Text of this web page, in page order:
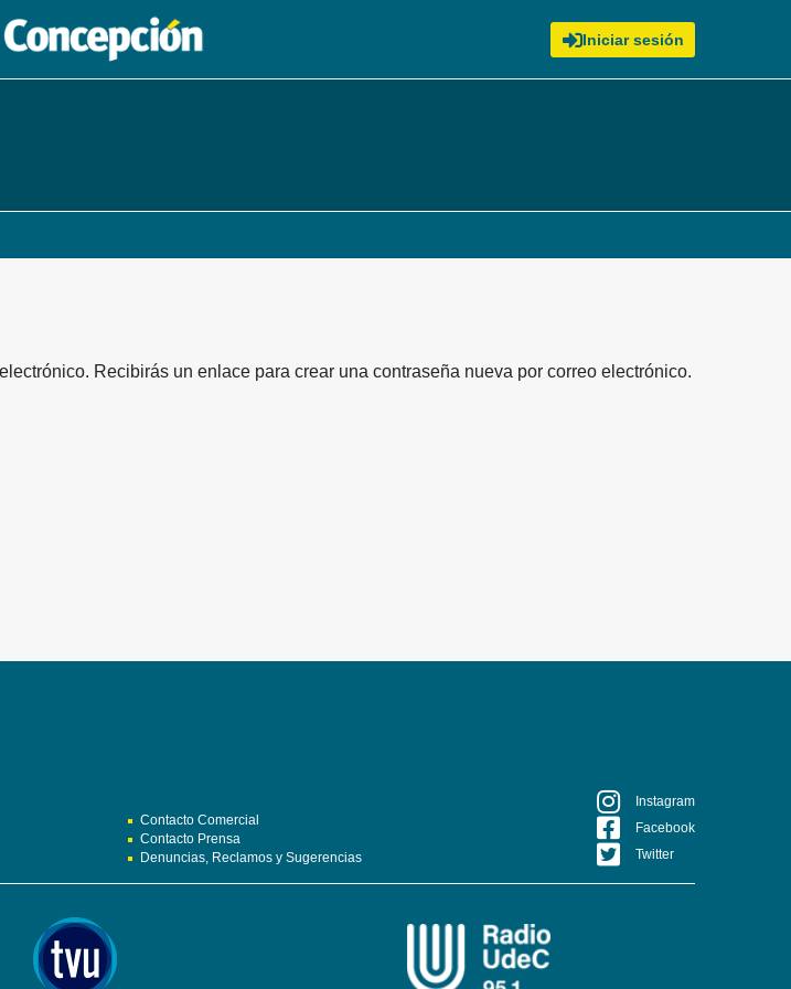
Iniciar sesión
Recibirás un enlace para crear una contraseña nueva por correo electrónico.
Contacto Comercial
Contacto Prensa
Denuncias, Reclamos y Sugerencias
Instagram
Facebook
Twitter